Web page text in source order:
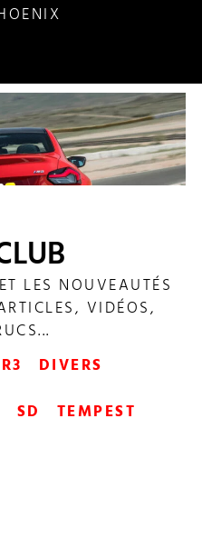
ELITE 246
LES NOUVEAUTÉS
VIDÉOS,
DIVERS
SD TEMPEST